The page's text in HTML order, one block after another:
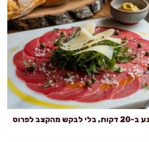
קרפצ׳יו בקר משגע ב-20 דקות, בלי לבקש מהקצב לפרוס